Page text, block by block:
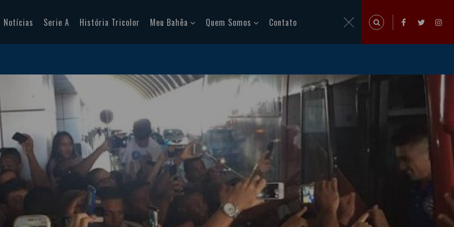
Notícias Serie A História Tricolor Meu Bahêa Quem Somos Contato